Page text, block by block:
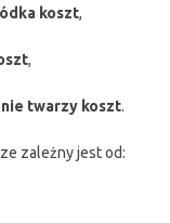
koszt,
,
twarzy koszt.
zależny jest od: